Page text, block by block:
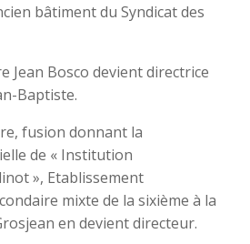
bâtiment du Syndicat des
Jean Bosco devient directrice
Baptiste.
fusion donnant la
de « Institution
», Etablissement
mixte de la sixième à la
en devient directeur.